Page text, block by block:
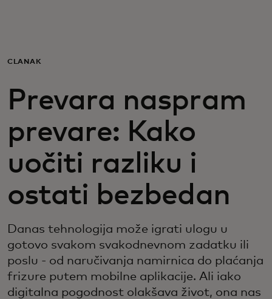
Za biznis
Za svet
Za inovatore
Novosti i trendovi
ČLANAK
Prevara naspram
prevare: Kako
uočiti razliku i
ostati bezbedan
Danas tehnologija može igrati ulogu u
gotovo svakom svakodnevnom zadatku ili
poslu - od naručivanja namirnica do plaćanja
frizure putem mobilne aplikacije. Ali iako
digitalna pogodnost olakšava život, ona nas